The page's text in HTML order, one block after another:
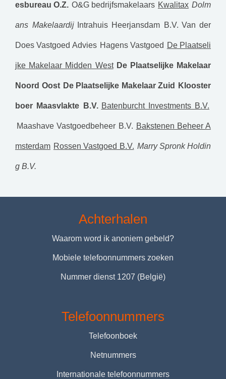
esbureau O.Z. O&G bedrijfsmakelaars Kwalitax Dolm
ans Makelaardij Intrahuis Heerjansdam B.V. Van der
Does Vastgoed Advies Hagens Vastgoed De Plaatseli
jke Makelaar Midden West De Plaatselijke Makelaar
Noord Oost De Plaatselijke Makelaar Zuid Klooster
boer Maasvlakte B.V. Batenburcht Investments B.V.
Maashave Vastgoedbeheer B.V. Bakstenen Beheer A
msterdam Rossen Vastgoed B.V. Marry Spronk Holdin
g B.V.
Achterhalen
Waarom word ik anoniem gebeld?
Mobiele telefoonnummers zoeken
Nummer dienst 1207 (België)
Telefoonnummers
Telefoonboek
Netnummers
Internationale telefoonnummers